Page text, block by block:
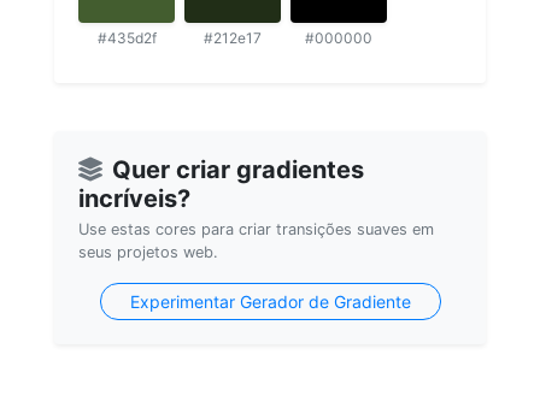
#435d2f #212e17 #000000
Quer criar gradientes
incríveis?
Use estas cores para criar transições suaves em
seus projetos web.
Experimentar Gerador de Gradiente